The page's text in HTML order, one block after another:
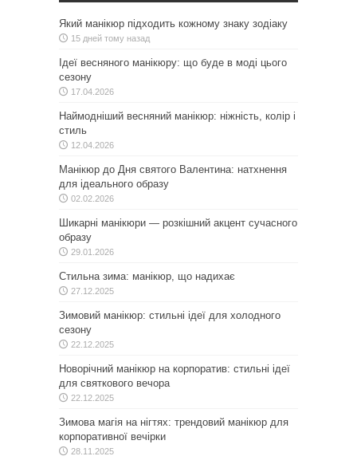
Який манікюр підходить кожному знаку зодіаку
15 дней тому назад
Ідеї весняного манікюру: що буде в моді цього
сезону
17.04.2026
Наймодніший весняний манікюр: ніжність, колір і
стиль
12.04.2026
Манікюр до Дня святого Валентина: натхнення
для ідеального образу
02.02.2026
Шикарні манікюри — розкішний акцент сучасного
образу
29.01.2026
Стильна зима: манікюр, що надихає
27.12.2025
Зимовий манікюр: стильні ідеї для холодного
сезону
22.12.2025
Новорічний манікюр на корпоратив: стильні ідеї
для святкового вечора
22.12.2025
Зимова магія на нігтях: трендовий манікюр для
корпоративної вечірки
28.11.2025